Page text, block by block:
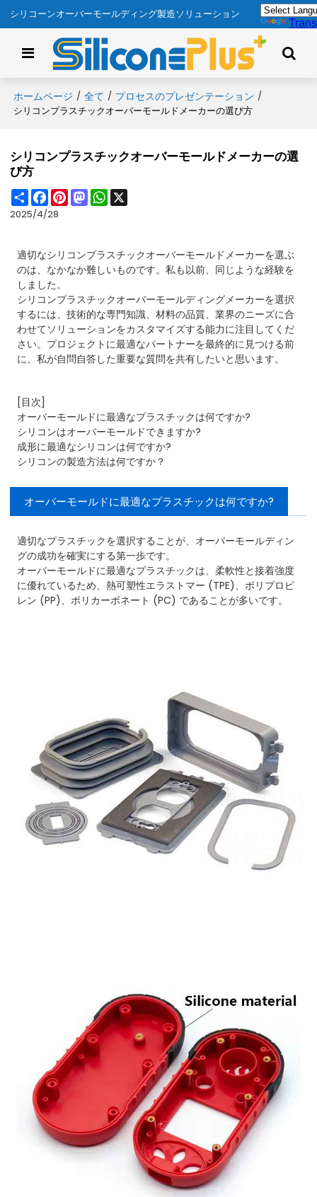
シリコーンオーバーモールディング製造ソリューション
ホームページ / 全て / プロセスのプレゼンテーション /
シリコンプラスチックオーバーモールドメーカーの選び方
シリコンプラスチックオーバーモールドメーカーの選
び方
ShareFacebook
PinterestMastodonWhatsApp
2025/4/28
適切なシリコンプラスチックオーバーモールドメーカーを選ぶ
のは、なかなか難しいものです。私も以前、同じような経験を
しました。
シリコンプラスチックオーバーモールディングメーカーを選択
するには、技術的な専門知識、材料の品質、業界のニーズに合
わせてソリューションをカスタマイズする能力に注目してくだ
さい。プロジェクトに最適なパートナーを最終的に見つける前
に、私が自問自答した重要な質問を共有したいと思います。
[目次]
オーバーモールドに最適なプラスチックは何ですか?
シリコンはオーバーモールドできますか?
成形に最適なシリコンは何ですか?
シリコンの製造方法は何ですか？
オーバーモールドに最適なプラスチックは何ですか?
適切なプラスチックを選択することが、オーバーモールディン
グの成功を確実にする第一歩です。
オーバーモールドに最適なプラスチックは、柔軟性と接着強度
に優れているため、熱可塑性エラストマー (TPE)、ポリプロピ
レン (PP)、ポリカーボネート (PC) であることが多いです。